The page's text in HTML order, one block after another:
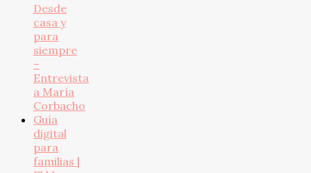
Desde
casa y
para
siempre
–
Entrevista
a María
Corbacho
Guía
digital
para
familias |